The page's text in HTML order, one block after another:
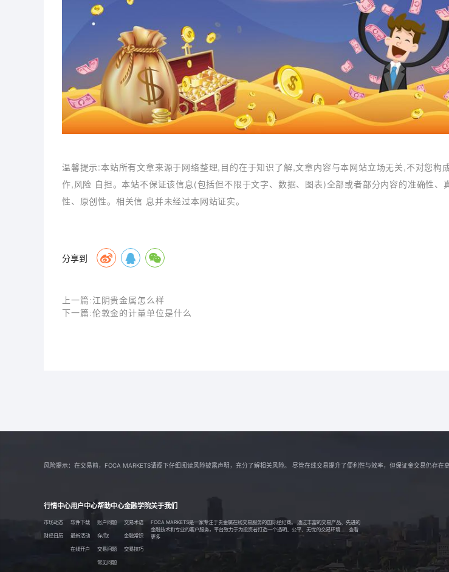
温馨提示:本站所有文章来源于网络整理,目的在于知识了解,文章内容与本网站立场无关,不对您构
作,风险 自担。本站不保证该信息(包括但不限于文字、数据、图表)全部或者部分内容的准确性、
性、原创性。相关信 息并未经过本网站证实。
分享到
上一篇: 江阴贵金属怎么样
下一篇:伦敦金的计量单位是什么
风险提示：在交易前，FOCA MARKETS请阁下仔细阅读风险披露声明，充分了解相关风险。 尽管在线交易提升了便利性与效率，但保证金交易仍存在
行情中心
市场动态
财经日历
用户中心
软件下载
最新活动
在线开户
帮助中心
账户问题
存/取
交易问题
常见问题
金融学院
交易术语
金融常识
交易技巧
关于我们
FOCA MARKETS是一家专注于贵金属在线交易服务的国际经纪商。 通过丰富的交易产品、先进的
金融技术和专业的客户服务，平台致力于为投资者打造一个透明、公平、无忧的交易环境...... 查看
更多